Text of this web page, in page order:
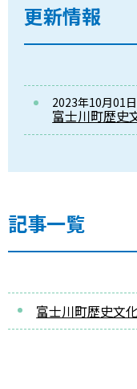
更新情報
2023年10月01日
富士川町歴史
記事一覧
富士川町歴史文